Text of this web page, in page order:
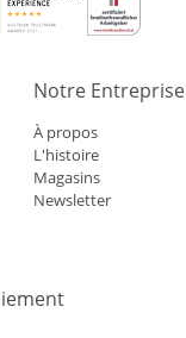
Notre Entreprise
À propos
L'histoire
Magasins
Newsletter